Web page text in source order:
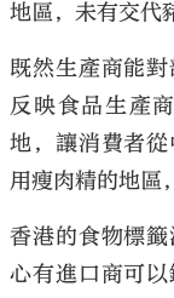
地區，未有交代
既然生產商能
反映食品生產
地，讓消費者
用瘦肉精的地區
香港的食物標
心有進口商可